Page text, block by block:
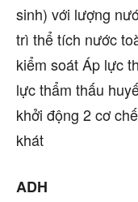
sinh) với lượng
trì thể tích nước
kiểm soát Áp lực
lực thẩm thấu
khởi động 2 cơ
khát
ADH